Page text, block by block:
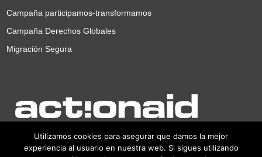
Campaña participamos-transformamos
Campaña Derechos Globales
Migración Segura
G78426558 · Registro nº 373 de Fundaciones del Ministerio de
Utilizamos cookies para asegurar que damos la mejor
experiencia al usuario en nuestra web. Si sigues utilizando